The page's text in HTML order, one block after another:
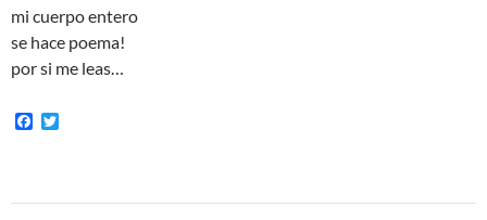
mi cuerpo entero
se hace poema!
por si me leas…
F
o
e